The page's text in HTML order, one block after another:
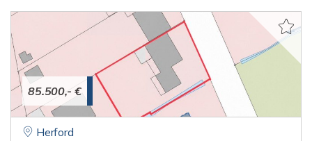
85.500,- €
Herford